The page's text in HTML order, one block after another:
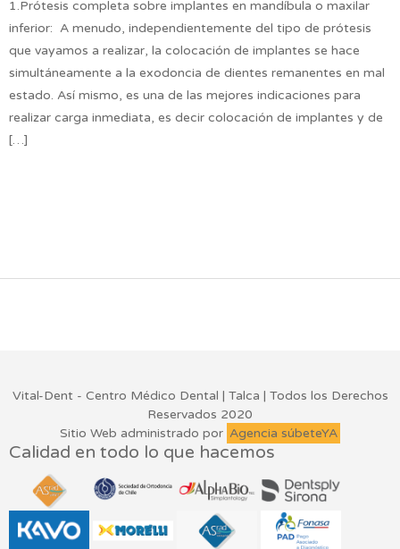
1.Prótesis completa sobre implantes en mandíbula o maxilar
inferior: A menudo, independientemente del tipo de prótesis
que vayamos a realizar, la colocación de implantes se hace
simultáneamente a la exodoncia de dientes remanentes en mal
estado. Así mismo, es una de las mejores indicaciones para
realizar carga inmediata, es decir colocación de implantes y de
[…]
Vital-Dent - Centro Médico Dental | Talca | Todos los Derechos
Reservados 2020
Sitio Web administrado por Agencia súbeteYA
Calidad en todo lo que hacemos